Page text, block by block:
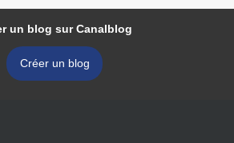
un blog sur Canalblog
Créer un blog